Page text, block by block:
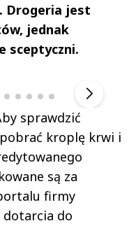
Drogeria jest
jednak
sceptyczni.
sprawdzić
kroplę krwi i
są za
firmy
dotarcia do